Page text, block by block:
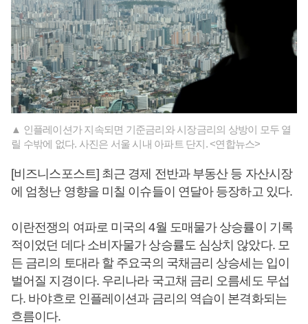
▲ 인플레이션가 지속되면 기준금리와 시장금리의 상방이 모두 열
릴 수밖에 없다. 사진은 서울 시내 아파트 단지. <연합뉴스>
[비즈니스포스트] 최근 경제 전반과 부동산 등 자산시장
에 엄청난 영향을 미칠 이슈들이 연달아 등장하고 있다.
이란전쟁의 여파로 미국의 4월 도매물가 상승률이 기록
적이었던 데다 소비자물가 상승률도 심상치 않았다. 모
든 금리의 토대라 할 주요국의 국채금리 상승세는 입이
벌어질 지경이다. 우리나라 국고채 금리 오름세도 무섭
다. 바야흐로 인플레이션과 금리의 역습이 본격화되는
흐름이다.